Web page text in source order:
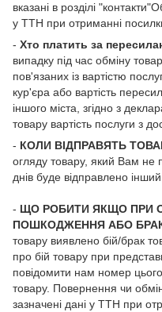
вказані в розділі
у ТТН при отриманні
- Хто платить за
випадку під час обміну
пов'язаних із вартістю
кур'єра або вартість
іншого міста, згідно з
товару вартість послуги з
- КОЛИ ВІДПРАВЯТЬ
огляду товару, який Вам не
днів буде відправлено
- ЩО РОБИТИ ЯКЩО ПРИ
ПОШКОДЖЕННЯ АБО
товару виявлено бій/брак
про бій товару при
повідомити нам номер цього
товару. Повернення чи
зазначені дані у ТТН при